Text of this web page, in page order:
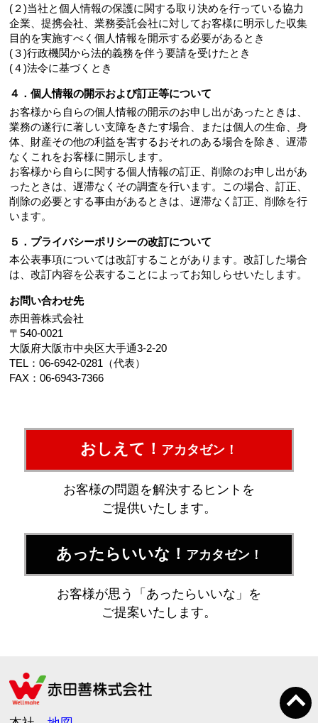
(２)当社と個人情報の保護に関する取り決めを行っている協力
企業、提携会社、業務委託会社に対してお客様に明示した収集
目的を実施すべく個人情報を開示する必要があるとき
(３)行政機関から法的義務を伴う要請を受けたとき
(４)法令に基づくとき
４．個人情報の開示および訂正等について
お客様から自らの個人情報の開示のお申し出があったときは、
業務の遂行に著しい支障をきたす場合、または個人の生命、身
体、財産その他の利益を害するおそれのある場合を除き、遅滞
なくこれをお客様に開示します。
お客様から自らに関する個人情報の訂正、削除のお申し出があ
ったときは、遅滞なくその調査を行います。この場合、訂正、
削除の必要とする事由があるときは、遅滞なく訂正、削除を行
います。
５．プライバシーポリシーの改訂について
本公表事項については改訂することがあります。改訂した場合
は、改訂内容を公表することによってお知しらせいたします。
お問い合わせ先
赤田善株式会社
〒540-0021
大阪府大阪市中央区大手通3-2-20
TEL：06-6942-0281（代表）
FAX：06-6943-7366
おしえて！ アカタゼン！
お客様の問題を解決するヒントを
ご提供いたします。
あったらいいな！ アカタゼン！
お客様が思う「あったらいいな」を
ご提案いたします。